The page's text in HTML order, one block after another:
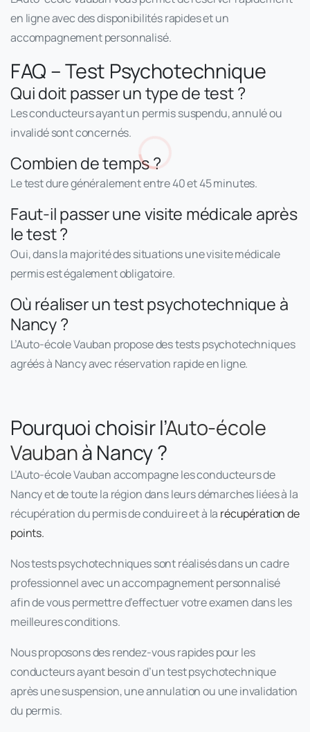
en ligne avec des disponibilités rapides et un
accompagnement personnalisé.
FAQ – Test Psychotechnique
Qui doit passer un type de test ?
Les conducteurs ayant un permis suspendu, annulé ou
invalidé sont concernés.
Combien de temps ?
Le test dure généralement entre 40 et 45 minutes.
Faut-il passer une visite médicale après
le test ?
Oui, dans la majorité des situations une visite médicale
permis est également obligatoire.
Où réaliser un test psychotechnique à
Nancy ?
L’Auto-école Vauban propose des tests psychotechniques
agréés à Nancy avec réservation rapide en ligne.
Pourquoi choisir l’Auto-école
Vaubanà Nancy ?
L’Auto-école Vauban accompagne les conducteurs de
Nancy et de toute la région dans leurs démarches liées à la
récupération du permis de conduire et à la récupération de
points.
Nos tests psychotechniques sont réalisés dans un cadre
professionnel avec un accompagnement personnalisé
afin de vous permettre d’effectuer votre examen dans les
meilleures conditions.
Nous proposons des rendez-vous rapides pour les
conducteurs ayant besoin d’un test psychotechnique
après une suspension, une annulation ou une invalidation
du permis.